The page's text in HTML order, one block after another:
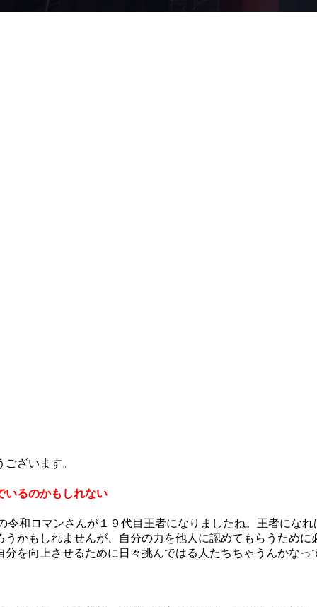
ざいます。
るのかもしれない
和ロマンさんが１９代目王者になりましたね。王者にな
かもしれませんが、自分の力を他人に認めてもらうため
を向上させるために日々挑んではる人たちちゃうんかなっ